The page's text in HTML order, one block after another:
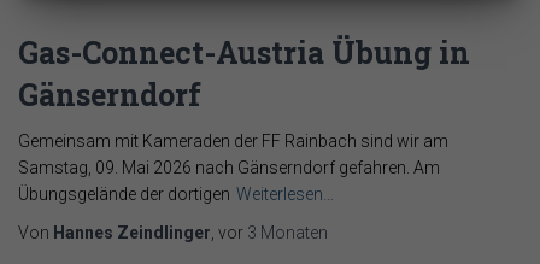
Gas-Connect-Austria Übung in
Gänserndorf
Gemeinsam mit Kameraden der FF Rainbach sind wir am
Samstag, 09. Mai 2026 nach Gänserndorf gefahren. Am
Übungsgelände der dortigen Weiterlesen…
Von Hannes Zeindlinger, vor 3 Monaten